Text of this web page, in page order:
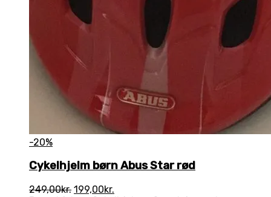
-20%
Cykelhjelm børn Abus Star rød
249,00kr. Den
199,00kr.